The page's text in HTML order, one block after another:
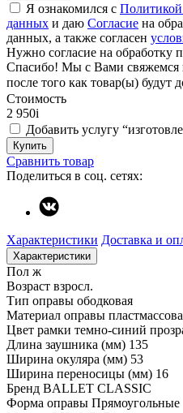
Я ознакомился с Политикой
данных и даю Согласие на
данных, а также согласен
Нужно согласие на обработку
Спасибо! Мы с Вами свяжемся
после того как товар(ы) будут
Стоимость
2 950i
Добавить услугу
Купить
Сравнить товар
Поделиться в соц. сетях:
Характеристики Доставка и
Характеристики
Пол ж
Возраст взросл.
Тип оправы ободковая
Материал оправы
Цвет рамки темно-синий
Длина заушника (мм) 135
Ширина окуляра (мм) 53
Ширина переносицы (мм) 16
Бренд BALLET CLASSIC
Форма оправы Прямоугольные